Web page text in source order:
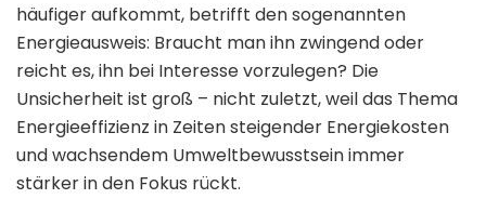
häufiger aufkommt, betrifft den sogenannten
Energieausweis: Braucht man ihn zwingend oder
reicht es, ihn bei Interesse vorzulegen? Die
Unsicherheit ist groß – nicht zuletzt, weil das Thema
Energieeffizienz in Zeiten steigender Energiekosten
und wachsendem Umweltbewusstsein immer
stärker in den Fokus rückt.